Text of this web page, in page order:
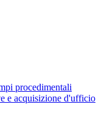
procedimentali
e acquisizione d'ufficio